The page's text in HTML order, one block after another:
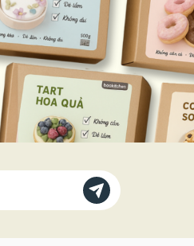
sao
với các
chơi
lại
cả
mang
doanh thu
Sao Bạn
"Sân Khấu"
lễ lớn, đặc biệt
khánh, tâm lý
thay đổi rõ rệt: Nhu cầu "check-
in" tăng vọt:
biệt là giới trẻ,
mang đậm tinh
chụp ảnh và
nghiệm: Họ